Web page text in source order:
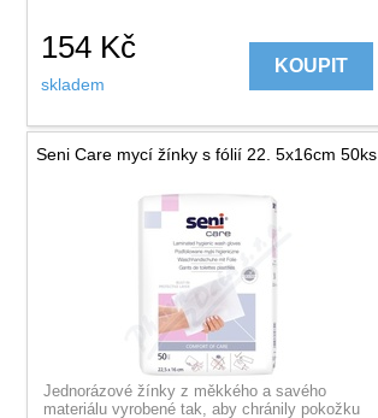
154 Kč
skladem
KOUPIT
Seni Care mycí žínky s fólií 22. 5x16cm 50ks
Jednorázové žínky z měkkého a savého
materiálu vyrobené tak, aby chránily pokožku